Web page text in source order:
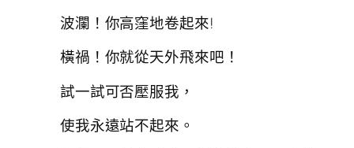
波瀾！你高窪地卷起來!
橫禍！你就從天外飛來吧！
試一試可否壓服我，
使我永遠站不起來。